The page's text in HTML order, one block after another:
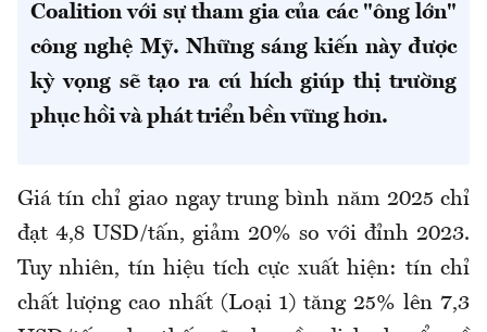
Coalition với sự tham gia của các "ông lớn"
công nghệ Mỹ. Những sáng kiến này được
kỳ vọng sẽ tạo ra cú hích giúp thị trường
phục hồi và phát triển bền vững hơn.
Giá tín chỉ giao ngay trung bình năm 2025 chỉ
đạt 4,8 USD/tấn, giảm 20% so với đỉnh 2023.
Tuy nhiên, tín hiệu tích cực xuất hiện: tín chỉ
chất lượng cao nhất (Loại 1) tăng 25% lên 7,3